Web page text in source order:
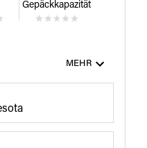
Gepäckkapazität
MEHR